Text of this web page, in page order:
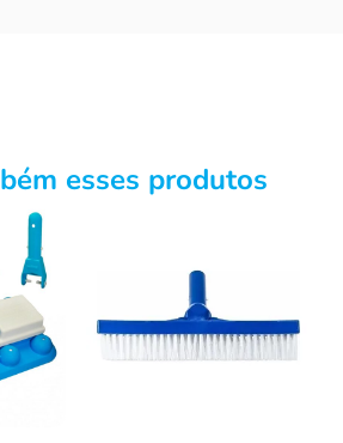
esses produtos